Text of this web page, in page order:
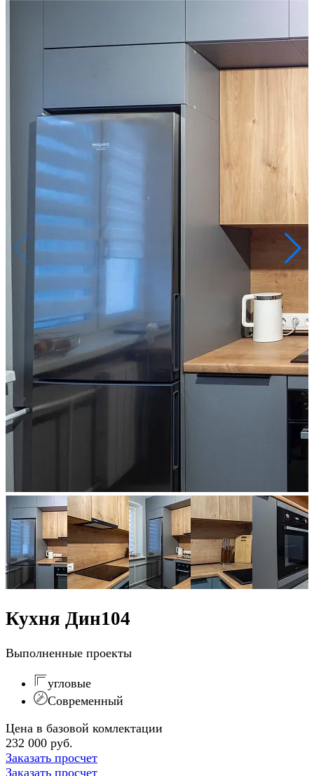
Кухня Дин104
Выполненные проекты
угловые
Современный
Цена в базовой комлектации
232 000 руб.
Заказать просчет
Заказать просчет